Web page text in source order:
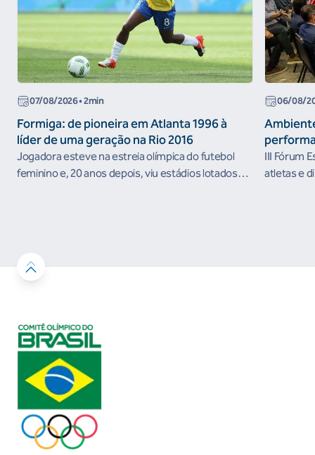
07/08/2026• 2min
Formiga: de pioneira em Atlanta 1996 à
líder de uma geração na Rio 2016
Jogadora esteve na estreia olímpica do futebol
feminino e, 20 anos depois, viu estádios lotados
06/08/
III Fórum
atletas e